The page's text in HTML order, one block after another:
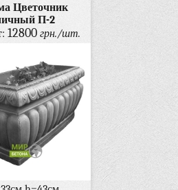
Цветочник
П-2
:12800 грн./шт.